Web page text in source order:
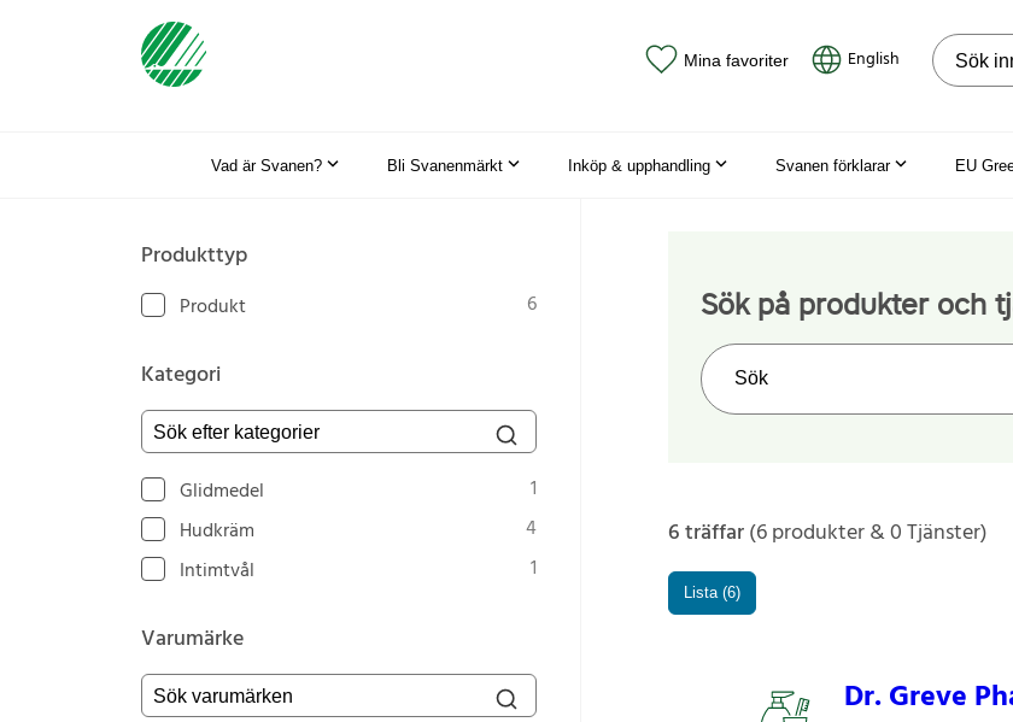
Mina favoriter English Sök på
Vad är Svanen? Bli Svanenmärkt Inköp & upphandling Svanen förklarar EU
Sök på produkter och
Sök på webbplatsen
6 träffar(6 produkter & 0 Tjänster)
Lista (6)
Dr. Greve
Produkttyp
Produkt 6
Kategori
Sök efter kategorier
Glidmedel
1
Hudkräm
4
Intimtvål
1
Varumärke
Sök varumärken